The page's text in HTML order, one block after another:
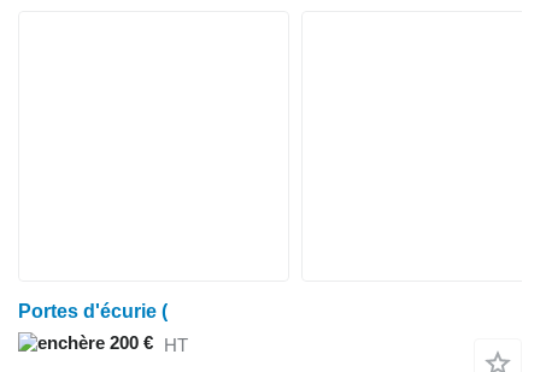
Portes d'écurie (
200 € HT